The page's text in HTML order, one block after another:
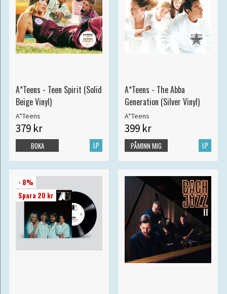
A*Teens - Teen Spirit (Solid
Beige Vinyl)
A*Teens
379 kr
LP
BOKA
A*Teens - The Abba
Generation (Silver Vinyl)
A*Teens
399 kr
LP
PÅMINN MIG
- 8%
Spara 20 kr